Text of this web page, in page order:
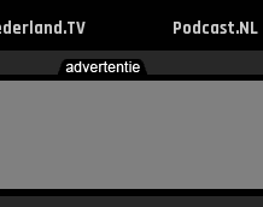
Podcast.NL